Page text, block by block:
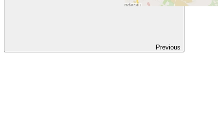
Previous